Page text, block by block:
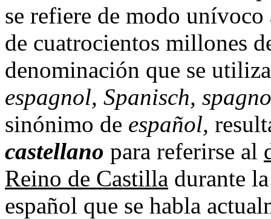
se refiere de modo
de cuatrocientos millones
denominación que se
espagnol, Spanisch,
sinónimo de español,
castellano para referirse al
Reino de Castilla durante
español que se habla